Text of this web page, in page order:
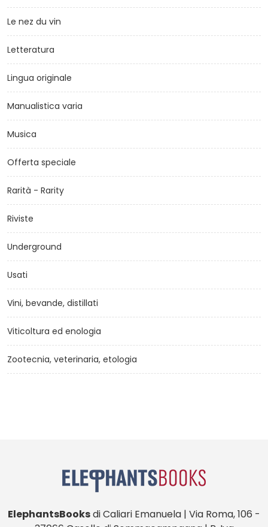
Le nez du vin
Letteratura
Lingua originale
Manualistica varia
Musica
Offerta speciale
Rarità - Rarity
Riviste
Underground
Usati
Vini, bevande, distillati
Viticoltura ed enologia
Zootecnia, veterinaria, etologia
ElephantsBooksdi Caliari Emanuela | Via Roma, 106 -